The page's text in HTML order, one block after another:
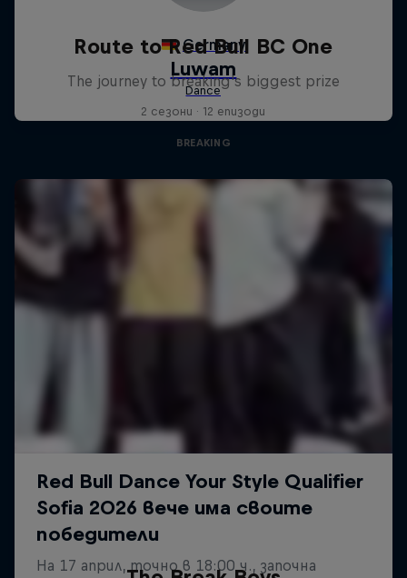
Route to Red Bull BC One
The journey to breaking's biggest prize
2 сезони · 12 епизоди
BREAKING